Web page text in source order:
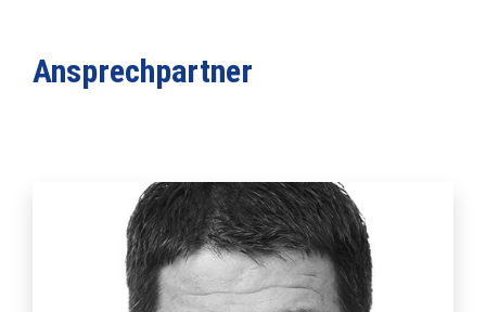
Ansprechpartner